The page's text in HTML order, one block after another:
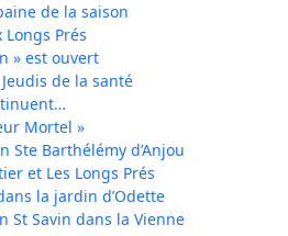
de la saison
Prés
» est ouvert
de la santé
Mortel »
Ste Barthélémy d’Anjou
et Les Longs Prés
la jardin d’Odette
St Savin dans la Vienne